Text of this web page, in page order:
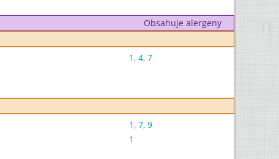
Obsahuje alergeny
1, 4, 7
1, 7, 9
1